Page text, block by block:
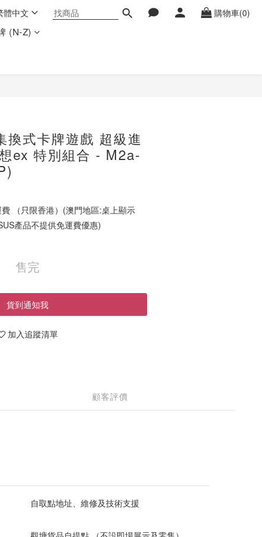
體中文 購物車(0)
(N-Z)
換式卡牌遊戲 超級進
ex 特別組合 - M2a-
（只限香港）(澳門地區:桌上顯示
產品不提供免運費優惠)
售完
貨到通知我
加入追蹤清單
顧客評價
自取點地址、維修及技術支援